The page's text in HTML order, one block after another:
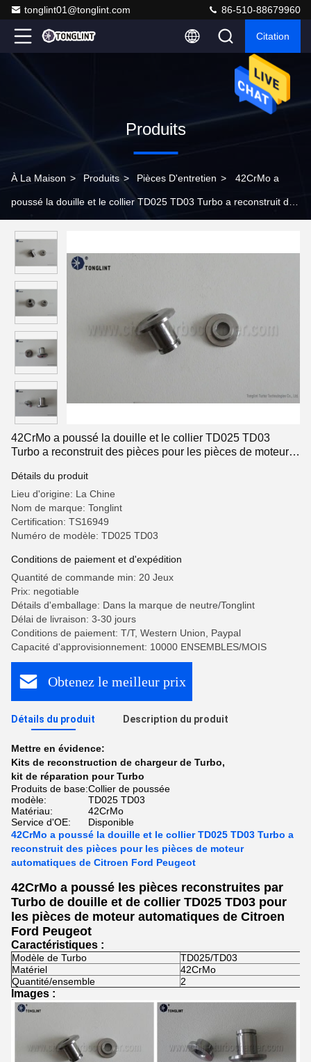
tonglint01@tonglint.com 86-510-88679960
Citation
Produits
À La Maison > Produits > Pièces D'entretien > 42CrMo a
poussé la douille et le collier TD025 TD03 Turbo a reconstruit des
Peugeot
42CrMo a poussé la douille et le collier TD025 TD03
Turbo a reconstruit des pièces pour les pièces de moteur
Détails du produit
Lieu d'origine: La Chine
Nom de marque: Tonglint
Certification: TS16949
Numéro de modèle: TD025 TD03
Conditions de paiement et d'expédition
Quantité de commande min: 20 Jeux
Prix: negotiable
Détails d'emballage: Dans la marque de neutre/Tonglint
Délai de livraison: 3-30 jours
Conditions de paiement: T/T, Western Union, Paypal
Capacité d'approvisionnement: 10000 ENSEMBLES/MOIS
Obtenez le meilleur prix
Détails du produit Description du produit
Mettre en évidence:
Kits de reconstruction de chargeur de Turbo,
kit de réparation pour Turbo
Produits de base:Collier de poussée
modèle:
TD025 TD03
Matériau:
42CrMo
Service d'OE:
Disponible
42CrMo a poussé la douille et le collier TD025 TD03 Turbo a
reconstruit des pièces pour les pièces de moteur
automatiques de Citroen Ford Peugeot
42CrMo a poussé les pièces reconstruites par
Turbo de douille et de collier TD025 TD03 pour
les pièces de moteur automatiques de Citroen
Ford Peugeot
Caractéristiques :
Modèle de Turbo
TD025/TD03
Matériel
42CrMo
Quantité/ensemble
2
Images :